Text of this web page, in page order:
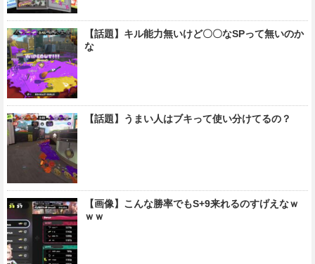
【話題】キル能力無いけど〇〇なSPって無いのか
な
【話題】うまい人はブキって使い分けてるの？
【画像】こんな勝率でもS+9来れるのすげえなｗ
ｗｗ